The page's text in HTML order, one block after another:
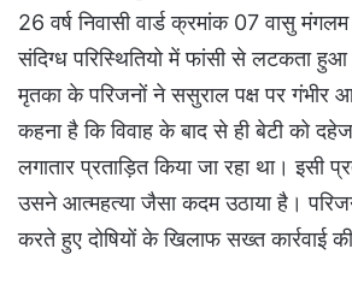
26 वर्ष निवासी वार्ड क्रमांक 07 वासु
संदिग्ध परिस्थितियो में फांसी से लटकता
मृतका के परिजनों ने ससुराल पक्ष पर गंभीर
कहना है कि विवाह के बाद से ही बेटी को
लगातार प्रताड़ित किया जा रहा था। इसी
उसने आत्महत्या जैसा कदम उठाया है।
करते हुए दोषियों के खिलाफ सख्त कार्रवाई